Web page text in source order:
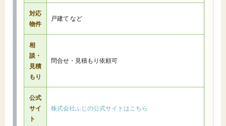
対応
物件
戸建て など
相
談・
見積
もり
問合せ・見積もり依頼可
公式
サイ
ト
株式会社ふじの公式サイトはこちら